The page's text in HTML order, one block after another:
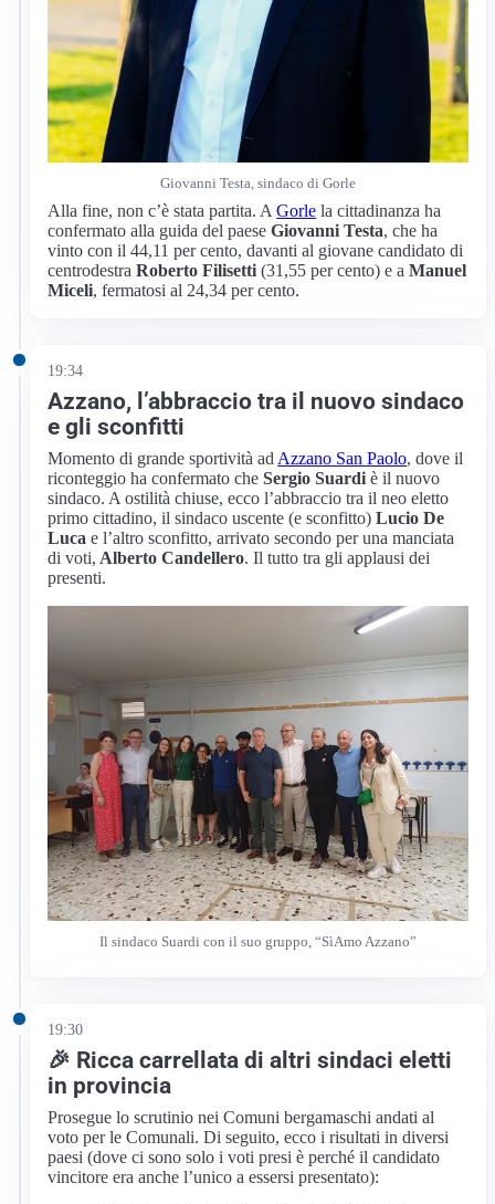
Giovanni Testa, sindaco di Gorle
Alla fine, non c’è stata partita. AGorle la cittadinanza ha
confermato alla guida del paeseGiovanni Testa, che ha
vinto con il 44,11 per cento, davanti al giovane candidato di
centrodestraRoberto Filisetti (31,55 per cento) e aManuel
Miceli, fermatosi al 24,34 per cento.
19:34
Azzano, l’abbraccio tra il nuovo sindaco
e gli sconfitti
Momento di grande sportività ad Azzano San Paolo, dove il
riconteggio ha confermato cheSergio Suardi è il nuovo
sindaco. A ostilità chiuse, ecco l’abbraccio tra il neo eletto
primo cittadino, il sindaco uscente (e sconfitto)Lucio De
Luca e l’altro sconfitto, arrivato secondo per una manciata
di voti, Alberto Candellero. Il tutto tra gli applausi dei
presenti.
Il sindaco Suardi con il suo gruppo, “SìAmo Azzano”
19:30
🎉 Ricca carrellata di altri sindaci eletti
in provincia
Prosegue lo scrutinio nei Comuni bergamaschi andati al
voto per le Comunali. Di seguito, ecco i risultati in diversi
paesi (dove ci sono solo i voti presi è perché il candidato
vincitore era anche l’unico a essersi presentato):